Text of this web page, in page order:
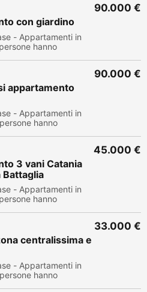
con giardino
- Appartamenti in
hanno
90.000 €
appartamento
- Appartamenti in
hanno
90.000 €
3 vani Catania
Battaglia
- Appartamenti in
hanno
45.000 €
centralissima e
- Appartamenti in
hanno
33.000 €